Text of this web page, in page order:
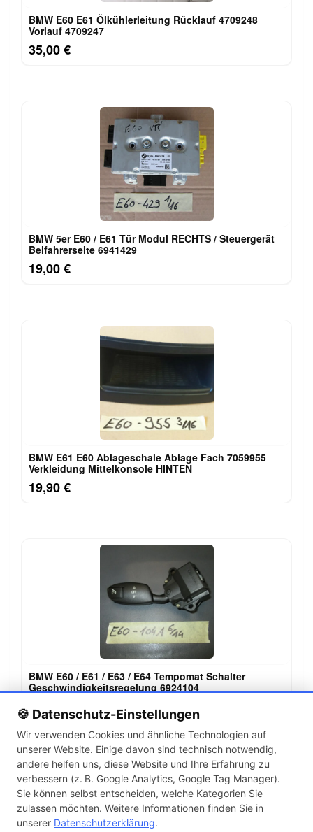
🍪 Datenschutz-Einstellungen
Wir verwenden Cookies und ähnliche Technologien auf
unserer Website. Einige davon sind technisch notwendig,
andere helfen uns, diese Website und Ihre Erfahrung zu
verbessern (z. B. Google Analytics, Google Tag Manager).
Sie können selbst entscheiden, welche Kategorien Sie
zulassen möchten. Weitere Informationen finden Sie in
unserer Datenschutzerklärung.
BMW E60 E61 Ölkühlerleitung Rücklauf 4709248
Vorlauf 4709247
35,00 €
BMW 5er E60 / E61 Tür Modul RECHTS / Steuergerät
Beifahrerseite 6941429
19,00 €
BMW E61 E60 Ablageschale Ablage Fach 7059955
Verkleidung Mittelkonsole HINTEN
19,90 €
BMW E60 / E61 / E63 / E64 Tempomat Schalter
Geschwindigkeitsregelung 6924104
15,00 €
← 1 2 3 4 5 6 →
Artikel pro Seite